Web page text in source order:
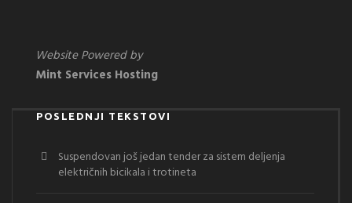
Website Powered by
Mint Services Hosting
POSLEDNJI TEKSTOVI
Suspendovan još jedan tender za sistem deljenja
električnih bicikala i trotineta